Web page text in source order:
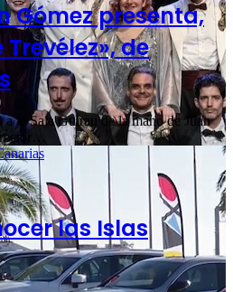
Gómez presenta,
de
la Sala Guirau de la mano de Juan
las Islas